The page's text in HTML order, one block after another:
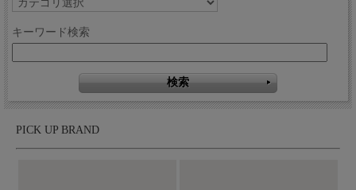
キーワード検索
PICK UP BRAND